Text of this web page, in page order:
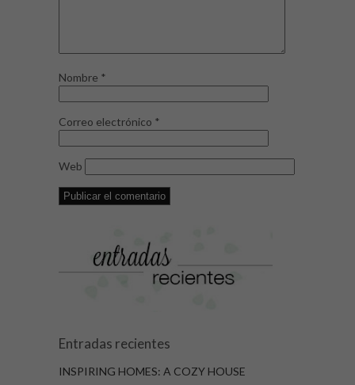
Nombre *
Correo electrónico *
Web
Entradas recientes
INSPIRING HOMES: A COZY HOUSE